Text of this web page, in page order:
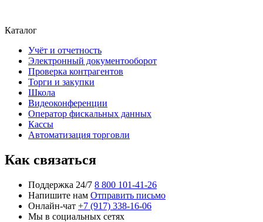
Каталог
Учёт и отчетность
Электронный документооборот
Проверка контрагентов
Торги и закупки
Школа
Видеоконференции
Оператор фискальных данных
Кассы
Автоматизация торговли
Как связаться
Поддержка 24/7 8 800 101-41-26
Напишите нам Отправить письмо
Онлайн-чат +7 (917) 338-16-06
Мы в социальных сетях